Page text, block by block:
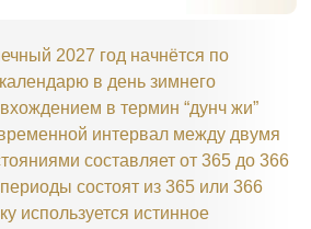
2027 год начнётся по
в день зимнего
в термин “дунч жи”
интервал между двумя
составляет от 365 до 366
состоят из 365 или 366
используется истинное